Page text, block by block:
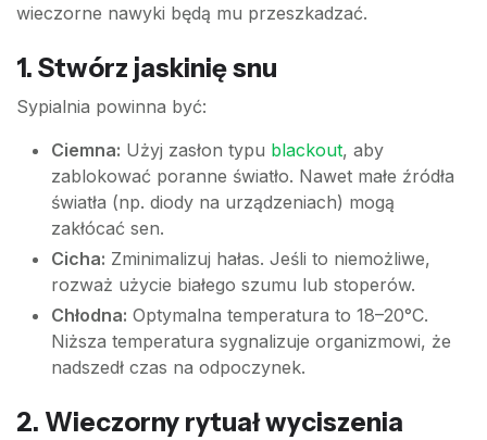
wieczorne nawyki będą mu przeszkadzać.
1. Stwórz jaskinię snu
Sypialnia powinna być:
Ciemna: Użyj zasłon typu blackout, aby
zablokować poranne światło. Nawet małe źródła
światła (np. diody na urządzeniach) mogą
zakłócać sen.
Cicha: Zminimalizuj hałas. Jeśli to niemożliwe,
rozważ użycie białego szumu lub stoperów.
Chłodna: Optymalna temperatura to 18–20°C.
Niższa temperatura sygnalizuje organizmowi, że
nadszedł czas na odpoczynek.
2. Wieczorny rytuał wyciszenia